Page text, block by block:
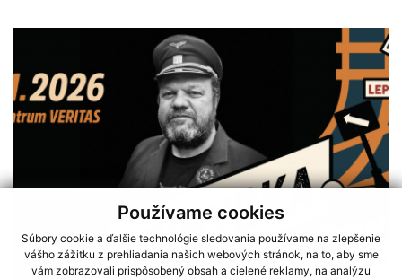
Používame cookies
Súbory cookie a ďalšie technológie sledovania používame na zlepšenie
vášho zážitku z prehliadania našich webových stránok, na to, aby sme
vám zobrazovali prispôsobený obsah a cielené reklamy, na analýzu